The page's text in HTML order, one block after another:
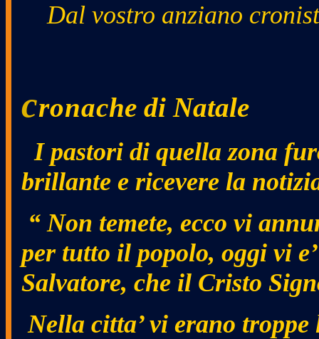
Dal vostro anziano
cronache di Natale
I pastori di quella zona
brillante e ricevere la
“ Non temete, ecco vi
per tutto il popolo, oggi vi
Salvatore, che il Cristo
Nella citta’ vi erano